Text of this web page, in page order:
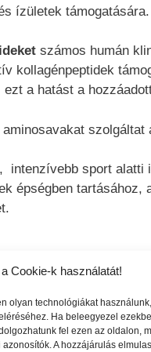
Cookie-k használatát!
olyan technológiákat
Ha beleegyezel
fel ezen az oldalon,
A hozzájárulás
ízületek támogatására.
számos humán
kollagénpeptidek
a hatást a
szolgáltat
sport alatti
épségben